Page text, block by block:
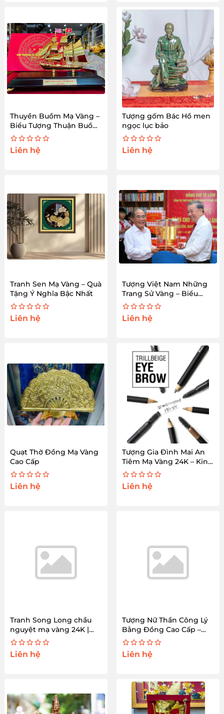
Thuyền Buồm Mạ Vàng –
Biểu Tượng Thuận Buồm
Xuôi Gió
Liên hệ
Tượng gốm Bác Hồ men
ngọc lục bảo
Liên hệ
Tranh Sen Mạ Vàng – Quà
Tặng Ý Nghĩa Bậc Nhất
Liên hệ
Tượng Việt Nam Những
Trang Sử Vàng – Biểu
Tượng Lịch Sử
Liên hệ
Quạt Thờ Đồng Mạ Vàng
Cao Cấp
Liên hệ
Tượng Gia Đình Mai An
Tiêm Mạ Vàng 24K – King
Gold Art
Liên hệ
Tranh Song Long chầu
nguyệt mạ vàng 24K |
King Gold Art
Liên hệ
Tượng Nữ Thần Công Lý
Bằng Đồng Cao Cấp –
King Gold Art
Liên hệ